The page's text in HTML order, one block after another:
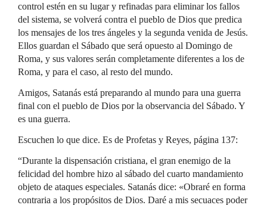
control estén en su lugar y refinadas para eliminar los fallos
del sistema, se volverá contra el pueblo de Dios que predica
los mensajes de los tres ángeles y la segunda venida de Jesús.
Ellos guardan el Sábado que será opuesto al Domingo de
Roma, y sus valores serán completamente diferentes a los de
Roma, y para el caso, al resto del mundo.
Amigos, Satanás está preparando al mundo para una guerra
final con el pueblo de Dios por la observancia del Sábado. Y
es una guerra.
Escuchen lo que dice. Es de Profetas y Reyes, página 137:
“Durante la dispensación cristiana, el gran enemigo de la
felicidad del hombre hizo al sábado del cuarto mandamiento
objeto de ataques especiales. Satanás dice: «Obraré en forma
contraria a los propósitos de Dios. Daré a mis secuaces poder